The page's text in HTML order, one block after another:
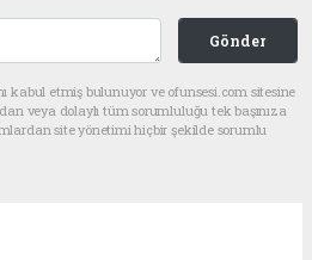
Gönder
kabul etmiş bulunuyor ve ofunsesi.com sitesine
veya dolaylı tüm sorumluluğu tek başınıza
site yönetimi hiçbir şekilde sorumlu